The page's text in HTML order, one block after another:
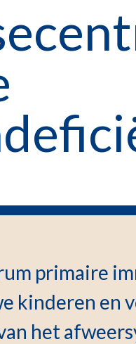
primaire
kinderen en
het